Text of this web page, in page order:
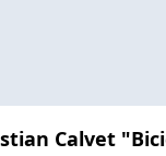
Calvet